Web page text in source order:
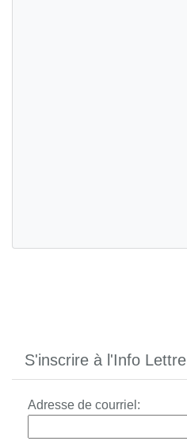
S'inscrire à l'Info Lettre
Adresse de courriel: